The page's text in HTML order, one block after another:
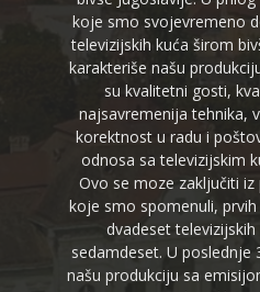
koje smo svojevremeno
televizijskih kuća širom
karakteriše našu
su kvalitetni gosti,
najsavremenija tehnika,
korektnost u radu i
odnosa sa televizijskim
Ovo se moze zaključiti
koje smo spomenuli,
dvadeset
sedamdeset. U
našu produkciju sa